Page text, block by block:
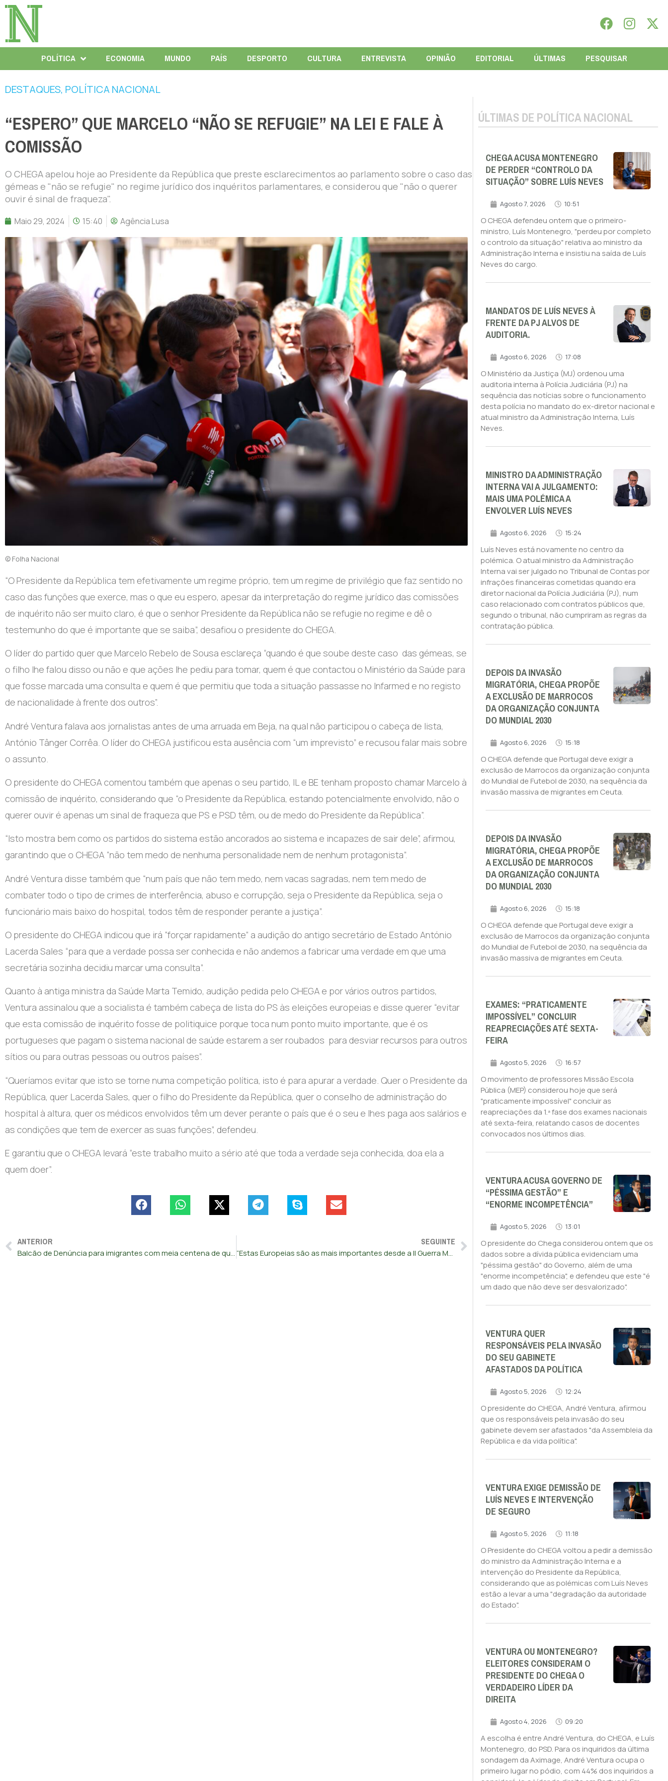
POLÍTICA ECONOMIA MUNDO PAÍS DESPORTO CULTURA ENTREVISTA OPINIÃO EDITORIAL ÚLTIMAS PESQUISAR
DESTAQUES, POLÍTICA NACIONAL
“ESPERO” QUE MARCELO “NÃO SE REFUGIE” NA LEI E FALE À
COMISSÃO
O CHEGA apelou hoje ao Presidente da República que preste esclarecimentos ao parlamento sobre o caso das
gémeas e "não se refugie" no regime jurídico dos inquéritos parlamentares, e considerou que "não o querer
ouvir é sinal de fraqueza".
Maio 29, 2024 15:40 Agência Lusa
© Folha Nacional
“O Presidente da República tem efetivamente um regime próprio, tem um regime de privilégio que faz sentido no
caso das funções que exerce, mas o que eu espero, apesar da interpretação do regime jurídico das comissões
de inquérito não ser muito claro, é que o senhor Presidente da República não se refugie no regime e dê o
testemunho do que é importante que se saiba”, desafiou o presidente do CHEGA.
O líder do partido quer que Marcelo Rebelo de Sousa esclareça “quando é que soube deste caso das gémeas, se
o filho lhe falou disso ou não e que ações lhe pediu para tomar, quem é que contactou o Ministério da Saúde para
que fosse marcada uma consulta e quem é que permitiu que toda a situação passasse no Infarmed e no registo
de nacionalidade à frente dos outros”.
André Ventura falava aos jornalistas antes de uma arruada em Beja, na qual não participou o cabeça de lista,
António Tânger Corrêa. O líder do CHEGA justificou esta ausência com “um imprevisto” e recusou falar mais sobre
o assunto.
O presidente do CHEGA comentou também que apenas o seu partido, IL e BE tenham proposto chamar Marcelo à
comissão de inquérito, considerando que “o Presidente da República, estando potencialmente envolvido, não o
querer ouvir é apenas um sinal de fraqueza que PS e PSD têm, ou de medo do Presidente da República”.
“Isto mostra bem como os partidos do sistema estão ancorados ao sistema e incapazes de sair dele”, afirmou,
garantindo que o CHEGA “não tem medo de nenhuma personalidade nem de nenhum protagonista”.
André Ventura disse também que “num país que não tem medo, nem vacas sagradas, nem tem medo de
combater todo o tipo de crimes de interferência, abuso e corrupção, seja o Presidente da República, seja o
funcionário mais baixo do hospital, todos têm de responder perante a justiça”.
O presidente do CHEGA indicou que irá “forçar rapidamente” a audição do antigo secretário de Estado António
Lacerda Sales “para que a verdade possa ser conhecida e não andemos a fabricar uma verdade em que uma
secretária sozinha decidiu marcar uma consulta”.
Quanto à antiga ministra da Saúde Marta Temido, audição pedida pelo CHEGA e por vários outros partidos,
Ventura assinalou que a socialista é também cabeça de lista do PS às eleições europeias e disse querer “evitar
que esta comissão de inquérito fosse de politiquice porque toca num ponto muito importante, que é os
portugueses que pagam o sistema nacional de saúde estarem a ser roubados para desviar recursos para outros
sítios ou para outras pessoas ou outros países”.
“Queríamos evitar que isto se torne numa competição política, isto é para apurar a verdade. Quer o Presidente da
República, quer Lacerda Sales, quer o filho do Presidente da República, quer o conselho de administração do
hospital à altura, quer os médicos envolvidos têm um dever perante o país que é o seu e lhes paga aos salários e
as condições que tem de exercer as suas funções”, defendeu.
E garantiu que o CHEGA levará “este trabalho muito a sério até que toda a verdade seja conhecida, doa ela a
quem doer”.
ANTERIOR
Balcão de Denúncia para imigrantes com meia centena de queixas numa semana
SEGUINTE
“Estas Europeias são as mais importantes desde a II Guerra Mundial”
ÚLTIMAS DE POLÍTICA NACIONAL
CHEGA ACUSA MONTENEGRO
DE PERDER “CONTROLO DA
SITUAÇÃO” SOBRE LUÍS NEVES
Agosto 7, 2026 10:51
O CHEGA defendeu ontem que o primeiro-
ministro, Luís Montenegro, "perdeu por completo
o controlo da situação" relativa ao ministro da
Administração Interna e insistiu na saída de Luís
Neves do cargo.
MANDATOS DE LUÍS NEVES À
FRENTE DA PJ ALVOS DE
AUDITORIA.
Agosto 6, 2026 17:08
O Ministério da Justiça (MJ) ordenou uma
auditoria interna à Polícia Judiciária (PJ) na
sequência das notícias sobre o funcionamento
desta polícia no mandato do ex-diretor nacional e
atual ministro da Administração Interna, Luís
Neves.
MINISTRO DA ADMINISTRAÇÃO
INTERNA VAI A JULGAMENTO:
MAIS UMA POLÉMICA A
ENVOLVER LUÍS NEVES
Agosto 6, 2026 15:24
Luís Neves está novamente no centro da
polémica. O atual ministro da Administração
Interna vai ser julgado no Tribunal de Contas por
infrações financeiras cometidas quando era
diretor nacional da Polícia Judiciária (PJ), num
caso relacionado com contratos públicos que,
segundo o tribunal, não cumpriram as regras da
contratação pública.
DEPOIS DA INVASÃO
MIGRATÓRIA, CHEGA PROPÕE
A EXCLUSÃO DE MARROCOS
DA ORGANIZAÇÃO CONJUNTA
DO MUNDIAL 2030
Agosto 6, 2026 15:18
O CHEGA defende que Portugal deve exigir a
exclusão de Marrocos da organização conjunta
do Mundial de Futebol de 2030, na sequência da
invasão massiva de migrantes em Ceuta.
DEPOIS DA INVASÃO
MIGRATÓRIA, CHEGA PROPÕE
A EXCLUSÃO DE MARROCOS
DA ORGANIZAÇÃO CONJUNTA
DO MUNDIAL 2030
Agosto 6, 2026 15:18
O CHEGA defende que Portugal deve exigir a
exclusão de Marrocos da organização conjunta
do Mundial de Futebol de 2030, na sequência da
invasão massiva de migrantes em Ceuta.
EXAMES: “PRATICAMENTE
IMPOSSÍVEL” CONCLUIR
REAPRECIAÇÕES ATÉ SEXTA-
FEIRA
Agosto 5, 2026 16:57
O movimento de professores Missão Escola
Pública (MEP) considerou hoje que será
"praticamente impossível" concluir as
reapreciações da 1.ª fase dos exames nacionais
até sexta-feira, relatando casos de docentes
convocados nos últimos dias.
VENTURA ACUSA GOVERNO DE
“PÉSSIMA GESTÃO” E
“ENORME INCOMPETÊNCIA”
Agosto 5, 2026 13:01
O presidente do Chega considerou ontem que os
dados sobre a dívida pública evidenciam uma
"péssima gestão" do Governo, além de uma
"enorme incompetência", e defendeu que este "é
um dado que não deve ser desvalorizado".
VENTURA QUER
RESPONSÁVEIS PELA INVASÃO
DO SEU GABINETE
AFASTADOS DA POLÍTICA
Agosto 5, 2026 12:24
O presidente do CHEGA, André Ventura, afirmou
que os responsáveis pela invasão do seu
gabinete devem ser afastados "da Assembleia da
República e da vida política".
VENTURA EXIGE DEMISSÃO DE
LUÍS NEVES E INTERVENÇÃO
DE SEGURO
Agosto 5, 2026 11:18
O Presidente do CHEGA voltou a pedir a demissão
do ministro da Administração Interna e a
intervenção do Presidente da República,
considerando que as polémicas com Luís Neves
estão a levar a uma "degradação da autoridade
do Estado".
VENTURA OU MONTENEGRO?
ELEITORES CONSIDERAM O
PRESIDENTE DO CHEGA O
VERDADEIRO LÍDER DA
DIREITA
Agosto 4, 2026 09:20
A escolha é entre André Ventura, do CHEGA, e Luís
Montenegro, do PSD. Para os inquiridos da última
sondagem da Aximage, André Ventura ocupa o
primeiro lugar no pódio, com 44% dos inquiridos a